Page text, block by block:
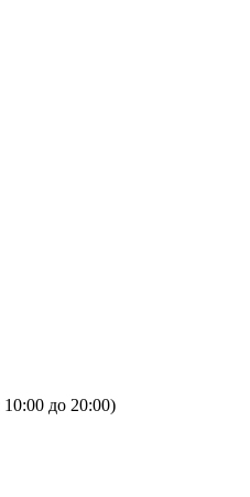
10:00 до 20:00)